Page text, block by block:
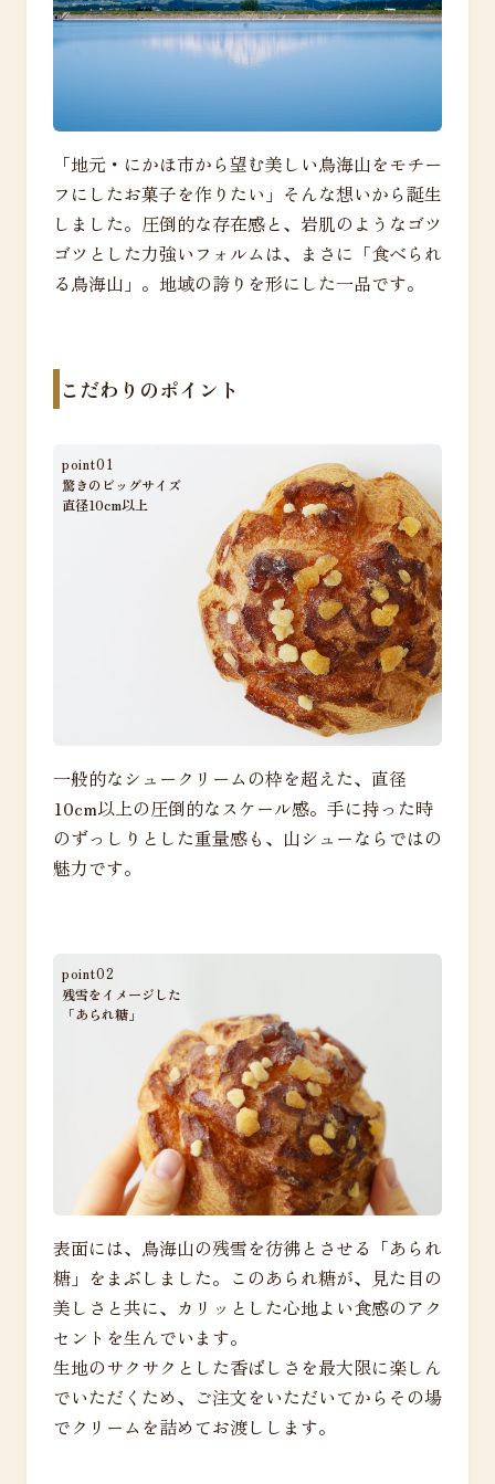
「地元・にかほ市から望む美しい鳥海山をモチー
フにしたお菓子を作りたい」そんな想いから誕生
しました。圧倒的な存在感と、岩肌のようなゴツ
ゴツとした力強いフォルムは、まさに「食べられ
る鳥海山」。地域の誇りを形にした一品です。
こだわりのポイント
point01
驚きのビッグサイズ
直径10cm以上
一般的なシュークリームの枠を超えた、直径
10cm以上の圧倒的なスケール感。手に持った時
のずっしりとした重量感も、山シューならではの
魅力です。
point02
残雪をイメージした
「あられ糖」
表面には、鳥海山の残雪を彷彿とさせる「あられ
糖」をまぶしました。このあられ糖が、見た目の
美しさと共に、カリッとした心地よい食感のアク
セントを生んでいます。
生地のサクサクとした香ばしさを最大限に楽しん
でいただくため、ご注文をいただいてからその場
でクリームを詰めてお渡しします。